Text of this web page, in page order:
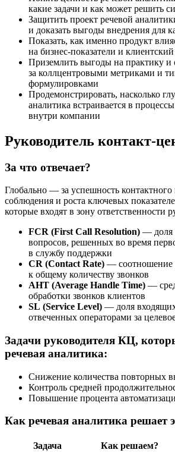
какие задачи и как может решить
Защитить проект речевой
и доказать выгоды внедрения для
Показать, как именно продукт
на бизнес-показатели и
Приземлить выгоды на практику и
за коллцентровыми метриками и
формулировками
Продемонстрировать, насколько
аналитика встраивается в
внутри компании
Руководитель контакт-
За что отвечает?
Глобально — за успешность контактного
соблюдения и роста ключевых
которые входят в зону ответственности
FCR (First Call Resolution) — доля
вопросов, решенных во время
в службу поддержки
CR (Contact Rate) — соотношение
к общему количеству звонков
AHT (Average Handle Time) —
обработки звонков клиентов
SL (Service Level) — доля
отвеченных операторами за
Задачи руководителя КЦ,
речевая аналитика:
Снижение количества повторных
Контроль средней
Повышение процента
Как речевая аналитика решает
Задача Как решаем?